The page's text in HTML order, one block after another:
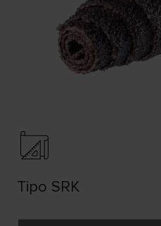
Tipo SRK